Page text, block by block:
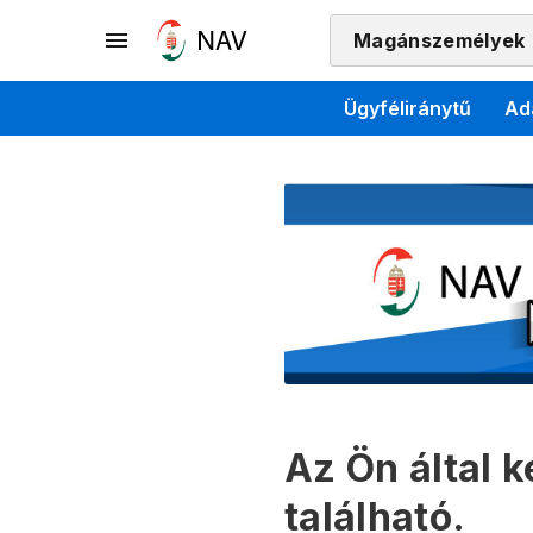
Magánszemélyek
Ügyféliránytű
Az Ön által
található.